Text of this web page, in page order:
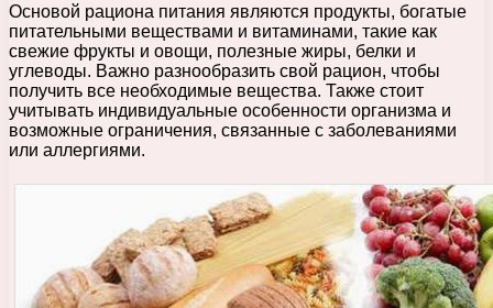
Основой рациона питания являются продукты, богатые
питательными веществами и витаминами, такие как
свежие фрукты и овощи, полезные жиры, белки и
углеводы. Важно разнообразить свой рацион, чтобы
получить все необходимые вещества. Также стоит
учитывать индивидуальные особенности организма и
возможные ограничения, связанные с заболеваниями
или аллергиями.